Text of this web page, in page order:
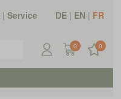
| Service DE | EN | FR
0 0